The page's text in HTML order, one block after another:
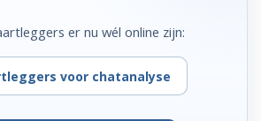
er nu wél online zijn:
voor chatanalyse